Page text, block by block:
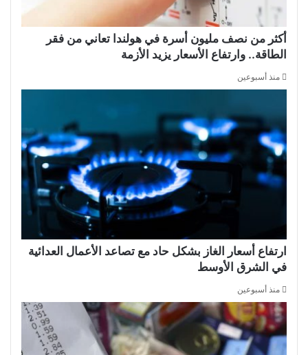
أكثر من نصف مليون أسرة في هولندا تعاني من فقر
الطاقة.. وارتفاع الأسعار يزيد الأزمة
منذ أسبوعين
ارتفاع أسعار الغاز بشكل حاد مع تصاعد الأعمال العدائية
في الشرق الأوسط
منذ أسبوعين